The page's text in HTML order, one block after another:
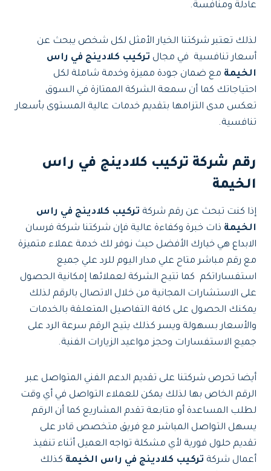
عادلة ومنافسة.
لذلك تعتبر شركتنا الخيار الأمثل لكل شخص يبحث عن
أسعار تنافسية في مجال تركيب كلادينج في راس
الخيمة مع ضمان جودة مميزة وخدمة شاملة لكل
احتياجاتك كما أن سمعة الشركة الممتازة في السوق
تعكس مدى التزامها بتقديم خدمات عالية المستوى بأسعار
تنافسية.
رقم شركة تركيب كلادينج في راس
الخيمة
إذا كنت تبحث عن رقم شركة تركيب كلادينج في راس
الخيمة ذات خبرة وكفاءة عالية فإن شركتنا شركة فرسان
الابداع هي خيارك الأفضل حيث نوفر لك خدمة عملاء متميزة
مع رقم مباشر متاح علي مدار اليوم للرد علي جميع
استفساراتكم كما تتيح الشركة لعملائها إمكانية الحصول
على الاستشارات المجانية من خلال الاتصال بالرقم لذلك
يمكنك الحصول على كافة التفاصيل المتعلقة بالخدمات
والأسعار بسهولة ويسر كذلك يتيح الرقم سرعة الرد على
جميع الاستفسارات وحجز مواعيد الزيارات الفنية.
أيضا تحرص شركتنا على تقديم الدعم الفني المتواصل عبر
الرقم الخاص بها لذلك يمكن للعملاء التواصل في أي وقت
لطلب المساعدة أو متابعة تقدم المشاريع كما أن الرقم
يسهل التواصل المباشر مع فريق متخصص قادر على
تقديم حلول فورية لأي مشكلة تواجه العميل أثناء تنفيذ
أعمال شركة تركيب كلادينج في راس الخيمة كذلك